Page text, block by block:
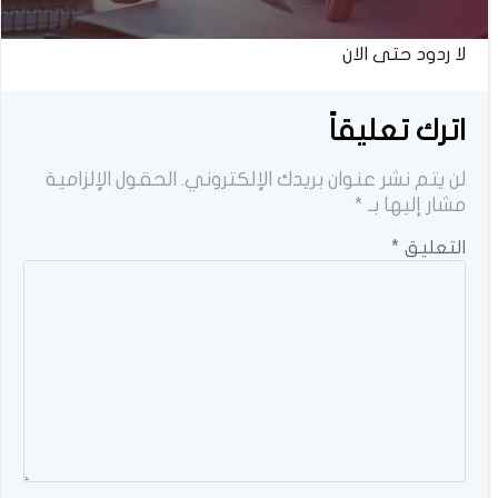
لا ردود حتى الان
اترك تعليقاً
لن يتم نشر عنوان بريدك الإلكتروني. الحقول الإلزامية
مشار إليها بـ *
التعليق *